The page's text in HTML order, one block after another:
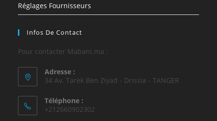
Réglages Fournisseurs
Infos De Contact
Pour contacter Mabani.ma :
Adresse :
34 Av. Tarek Ben Ziyad - Drissia - TANGER
Téléphone :
+212660902302